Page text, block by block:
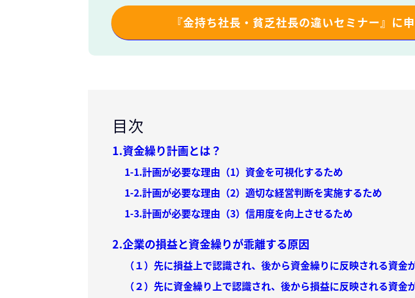
『金持ち社長・貧乏社長の違いセミナー』に
目次
1.資金繰り計画とは？
1-1.計画が必要な理由（1）資金を可視化するため
1-2.計画が必要な理由（2）適切な経営判断を実施するため
1-3.計画が必要な理由（3）信用度を向上させるため
2.企業の損益と資金繰りが乖離する原因
（１）先に損益上で認識され、後から資金繰りに反映される資金
（２）先に資金繰り上で認識され、後から損益に反映される資金